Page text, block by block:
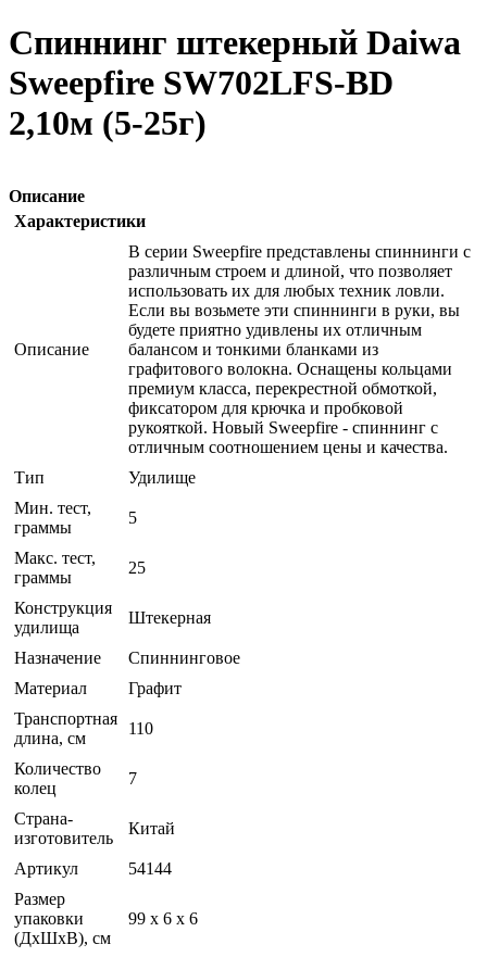
Спиннинг штекерный Daiwa
Sweepfire SW702LFS-BD
2,10м (5-25г)
Описание
Характеристики
Описание
В серии Sweepfire представлены спиннинги с
различным строем и длиной, что позволяет
использовать их для любых техник ловли.
Если вы возьмете эти спиннинги в руки, вы
будете приятно удивлены их отличным
балансом и тонкими бланками из
графитового волокна. Оснащены кольцами
премиум класса, перекрестной обмоткой,
фиксатором для крючка и пробковой
рукояткой. Новый Sweepfire - спиннинг с
отличным соотношением цены и качества.
Тип
Удилище
Мин. тест,
граммы
5
Макс. тест,
граммы
25
Конструкция
удилища
Штекерная
Назначение
Спиннинговое
Материал
Графит
Транспортная
длина, см
110
Количество
колец
7
Страна-
изготовитель
Китай
Артикул
54144
Размер
упаковки
(ДхШхВ), см
99 x 6 x 6